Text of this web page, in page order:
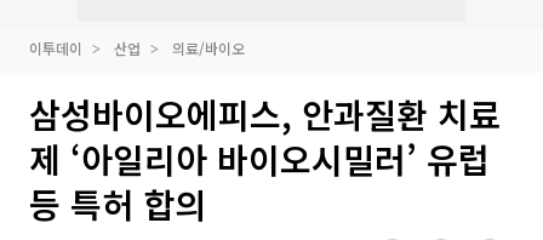
이투데이 산업 의료/바이오
삼성바이오에피스, 안과질환 치료
제 ‘아일리아 바이오시밀러’ 유럽
등 특허 합의